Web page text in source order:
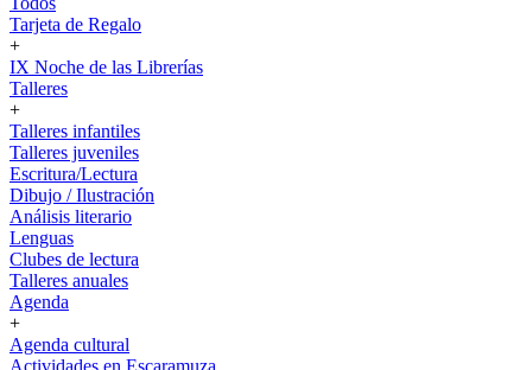
Tarjeta de Regalo
+
IX Noche de las Librerías
Talleres
+
Talleres infantiles
Talleres juveniles
Escritura/Lectura
Dibujo / Ilustración
Análisis literario
Lenguas
Clubes de lectura
Talleres anuales
Agenda
+
Agenda cultural
Actividades en Escaramuza